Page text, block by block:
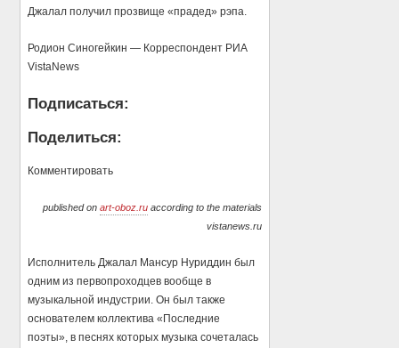
Джалал получил прозвище «прадед» рэпа.
Родион Синогейкин — Корреспондент РИА
VistaNews
Подписаться:
Поделиться:
Комментировать
published on art-oboz.ruaccording to the materials
vistanews.ru
Исполнитель Джалал Мансур Нуриддин был
одним из первопроходцев вообще в
музыкальной индустрии. Он был также
основателем коллектива «Последние
поэты», в песнях которых музыка сочеталась